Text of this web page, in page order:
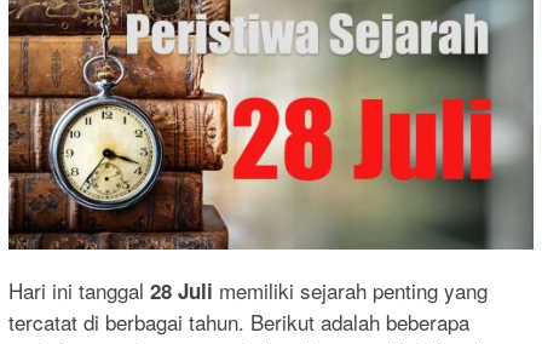
Hari ini tanggal 28 Juli memiliki sejarah penting yang
tercatat di berbagai tahun. Berikut adalah beberapa